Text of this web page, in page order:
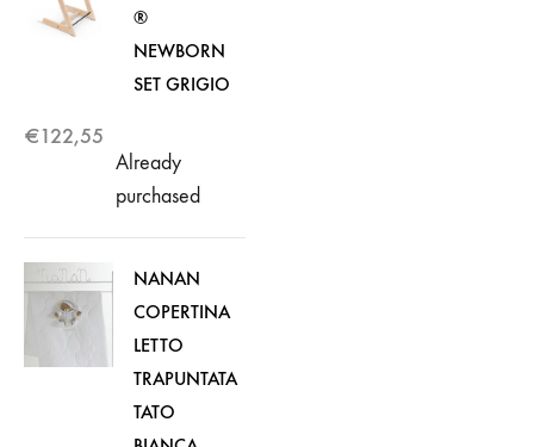
®
NEWBORN
SET GRIGIO
€122,55
Already
purchased
NANAN
COPERTINA
LETTO
TRAPUNTATA
TATO